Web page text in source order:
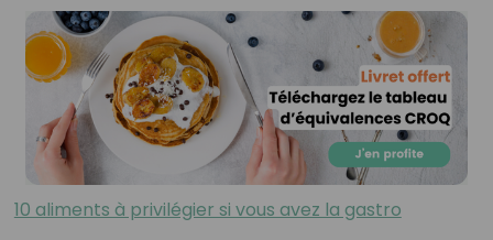
10 aliments à privilégier si vous avez la gastro